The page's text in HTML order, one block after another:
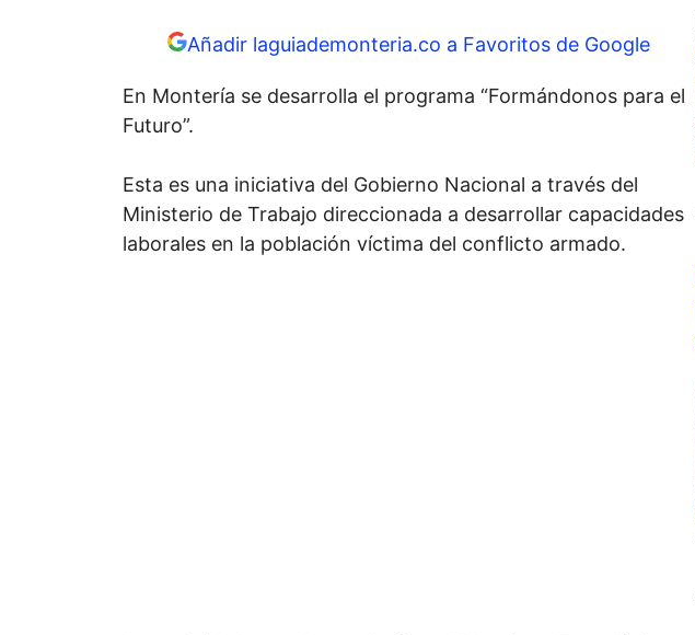
Añadir laguiademonteria.co a Favoritos de Google
En Montería se desarrolla el programa “Formándonos para el
Futuro”.
Esta es una iniciativa del Gobierno Nacional a través del
Ministerio de Trabajo direccionada a desarrollar capacidades
laborales en la población víctima del conflicto armado.